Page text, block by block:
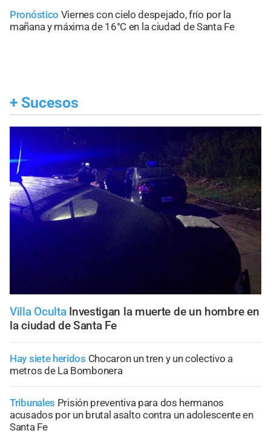
Pronóstico Viernes con cielo despejado, frío por la
mañana y máxima de 16°C en la ciudad de Santa Fe
+ Sucesos
Villa Oculta Investigan la muerte de un hombre en
la ciudad de Santa Fe
Hay siete heridos Chocaron un tren y un colectivo a
metros de La Bombonera
Tribunales Prisión preventiva para dos hermanos
acusados por un brutal asalto contra un adolescente en
Santa Fe